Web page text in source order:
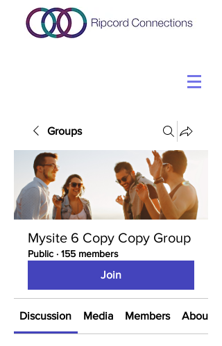
Groups
Mysite 6 Copy Copy Group
Public · 155 members
Join
Discussion Media Members About